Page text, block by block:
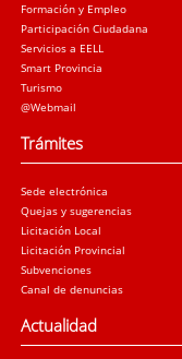
Formación y Empleo
Participación Ciudadana
Servicios a EELL
Smart Provincia
Turismo
@Webmail
Trámites
Sede electrónica
Quejas y sugerencias
Licitación Local
Licitación Provincial
Subvenciones
Canal de denuncias
Actualidad